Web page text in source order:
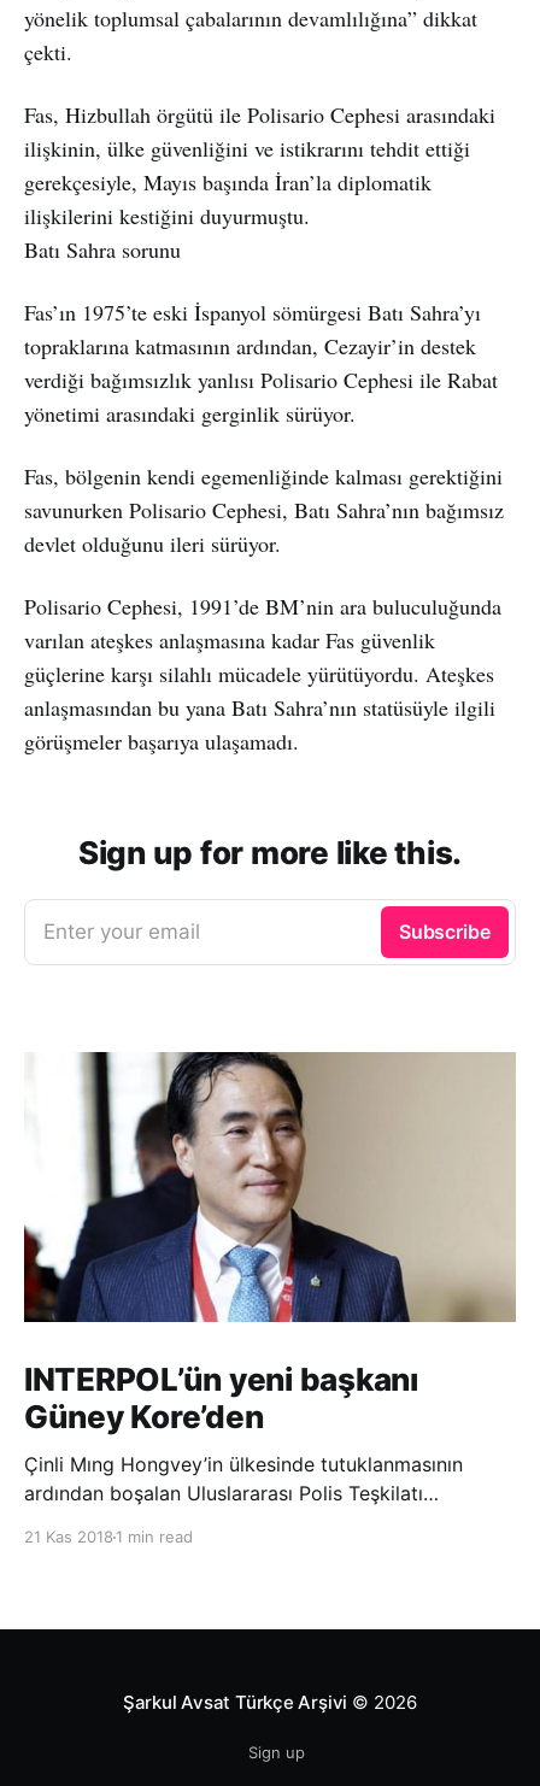
yönelik toplumsal çabalarının devamlılığına” dikkat
çekti.
Fas, Hizbullah örgütü ile Polisario Cephesi arasındaki
ilişkinin, ülke güvenliğini ve istikrarını tehdit ettiği
gerekçesiyle, Mayıs başında İran’la diplomatik
ilişkilerini kestiğini duyurmuştu.
Batı Sahra sorunu
Fas’ın 1975’te eski İspanyol sömürgesi Batı Sahra’yı
topraklarına katmasının ardından, Cezayir’in destek
verdiği bağımsızlık yanlısı Polisario Cephesi ile Rabat
yönetimi arasındaki gerginlik sürüyor.
Fas, bölgenin kendi egemenliğinde kalması gerektiğini
savunurken Polisario Cephesi, Batı Sahra’nın bağımsız
devlet olduğunu ileri sürüyor.
Polisario Cephesi, 1991’de BM’nin ara buluculuğunda
varılan ateşkes anlaşmasına kadar Fas güvenlik
güçlerine karşı silahlı mücadele yürütüyordu. Ateşkes
anlaşmasından bu yana Batı Sahra’nın statüsüyle ilgili
görüşmeler başarıya ulaşamadı.
Sign up for more like this.
Enter your email Subscribe
INTERPOL’ün yeni başkanı
Güney Kore’den
Çinli Mıng Hongvey’in ülkesinde tutuklanmasının
ardından boşalan Uluslararası Polis Teşkilatı
21 Kas 2018 1 min read
Şarkul Avsat Türkçe Arşivi © 2026
Sign up